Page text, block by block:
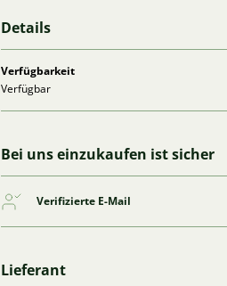
Details
Verfügbarkeit
Verfügbar
Bei uns einzukaufen ist sicher
Verifizierte E-Mail
Lieferant